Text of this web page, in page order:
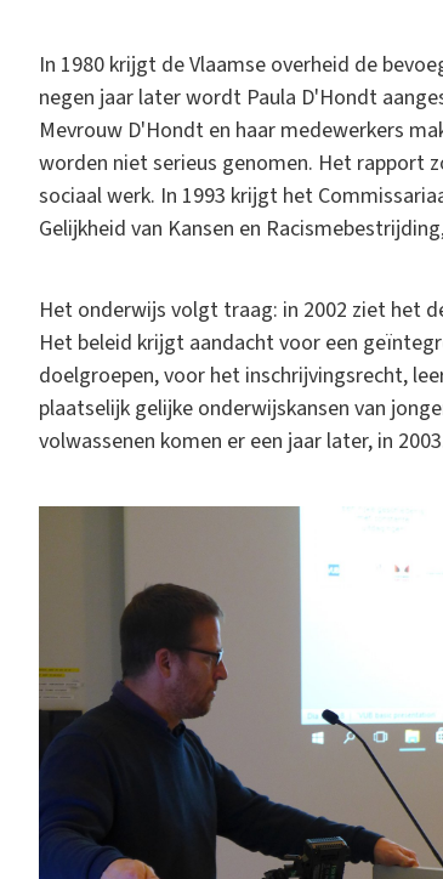
In 1980 krijgt de Vlaamse overheid de
negen jaar later wordt Paula D'Hondt
Mevrouw D'Hondt en haar medewerkers
worden niet serieus genomen. Het rapport
sociaal werk. In 1993 krijgt het
Gelijkheid van Kansen en
Het onderwijs volgt traag: in 2002 ziet het
Het beleid krijgt aandacht voor een
doelgroepen, voor het inschrijvingsrecht,
plaatselijk gelijke onderwijskansen van
volwassenen komen er een jaar later, in